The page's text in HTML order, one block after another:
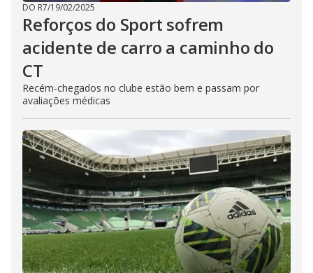
DO R7/19/02/2025
Reforços do Sport sofrem
acidente de carro a caminho do
CT
Recém-chegados no clube estão bem e passam por
avaliações médicas